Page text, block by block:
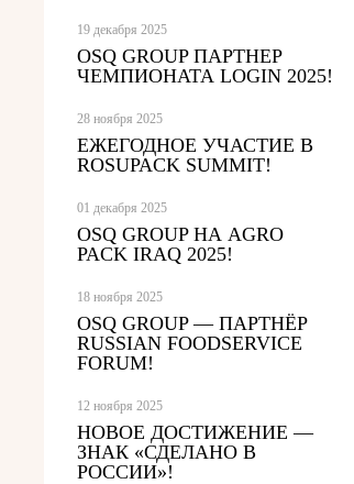
19 декабря 2025
OSQ GROUP ПАРТНЕР
ЧЕМПИОНАТА LOGIN 2025!
28 ноября 2025
ЕЖЕГОДНОЕ УЧАСТИЕ В
ROSUPACK SUMMIT!
01 декабря 2025
OSQ GROUP НА AGRO
PACK IRAQ 2025!
18 ноября 2025
OSQ GROUP — ПАРТНЁР
RUSSIAN FOODSERVICE
FORUM!
12 ноября 2025
НОВОЕ ДОСТИЖЕНИЕ —
ЗНАК «СДЕЛАНО В
РОССИИ»!